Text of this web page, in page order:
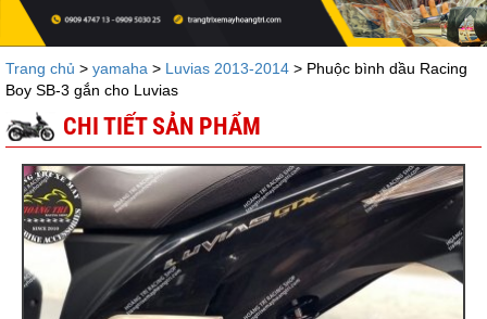
Trang chủ > yamaha > Luvias 2013-2014 > Phuộc bình dầu Racing
Boy SB-3 gắn cho Luvias
CHI TIẾT SẢN PHẨM